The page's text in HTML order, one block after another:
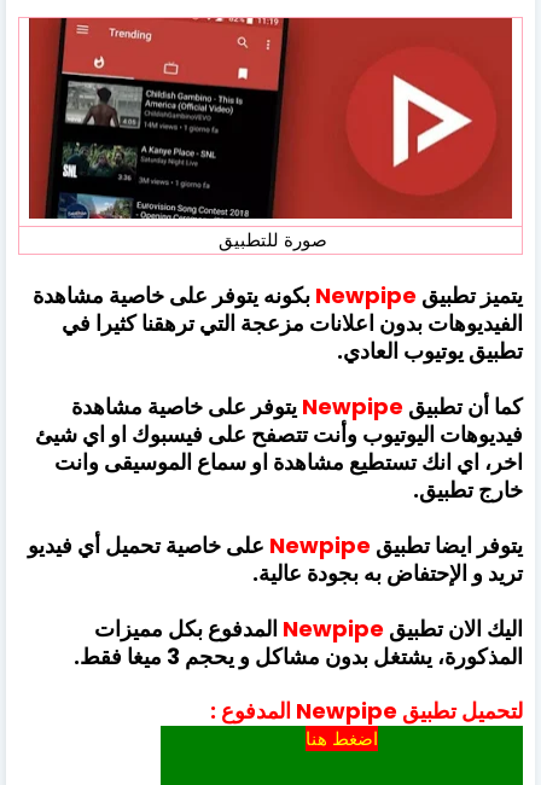
صورة للتطبيق
يتميز تطبيق Newpipe بكونه يتوفر على خاصية مشاهدة
الفيديوهات بدون اعلانات مزعجة التي ترهقنا كثيرا في
تطبيق يوتيوب العادي.
كما أن تطبيق Newpipe يتوفر على خاصية مشاهدة
فيديوهات اليوتيوب وأنت تتصفح على فيسبوك او اي شيئ
اخر، اي انك تستطيع مشاهدة او سماع الموسيقى وانت
خارج تطبيق.
يتوفر ايضا تطبيق Newpipe على خاصية تحميل أي فيديو
تريد و الإحتفاض به بجودة عالية.
اليك الان تطبيق Newpipe المدفوع بكل مميزات
المذكورة، يشتغل بدون مشاكل و يحجم 3 ميغا فقط.
لتحميل تطبيق Newpipe المدفوع :
اضغط هنا